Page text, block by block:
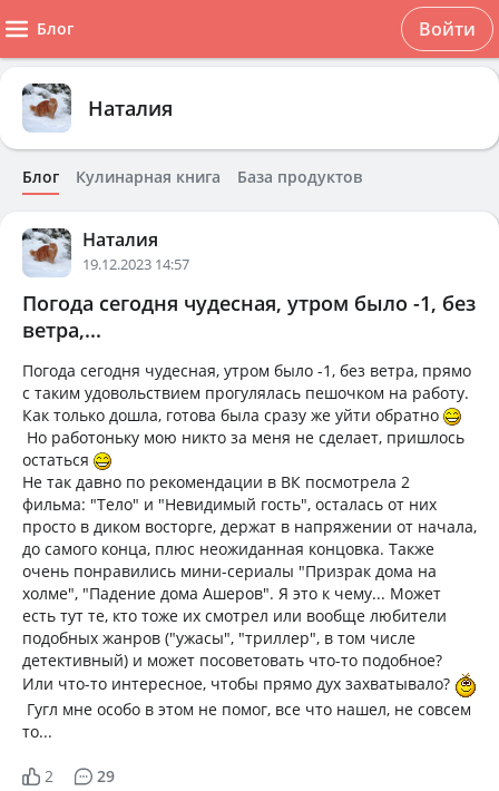
Блог Войти
Наталия
Блог Кулинарная книга База продуктов
Наталия
19.12.2023 14:57
Погода сегодня чудесная, утром было -1, без
ветра,...
Погода сегодня чудесная, утром было -1, без ветра, прямо
с таким удовольствием прогулялась пешочком на работу.
Как только дошла, готова была сразу же уйти обратно
Но работоньку мою никто за меня не сделает, пришлось
остаться
Не так давно по рекомендации в ВК посмотрела 2
фильма: "Тело" и "Невидимый гость", осталась от них
просто в диком восторге, держат в напряжении от начала,
до самого конца, плюс неожиданная концовка. Также
очень понравились мини-сериалы "Призрак дома на
холме", "Падение дома Ашеров". Я это к чему... Может
есть тут те, кто тоже их смотрел или вообще любители
подобных жанров ("ужасы", "триллер", в том числе
детективный) и может посоветовать что-то подобное?
Или что-то интересное, чтобы прямо дух захватывало?
Гугл мне особо в этом не помог, все что нашел, не совсем
то...
2 29